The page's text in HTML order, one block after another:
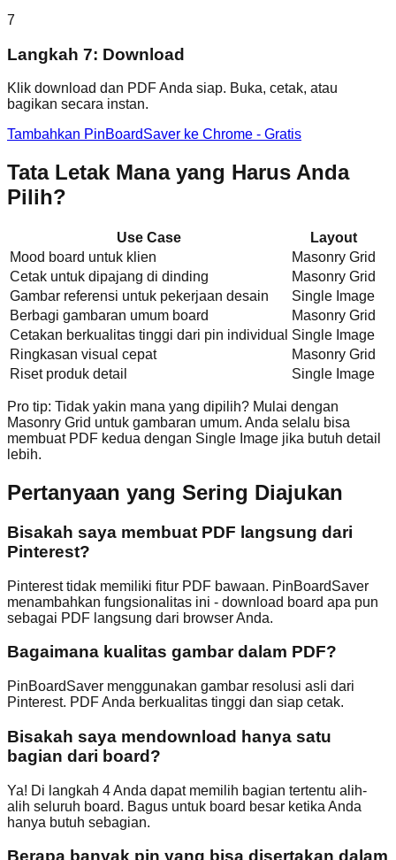
7
Langkah 7: Download
Klik download dan PDF Anda siap. Buka, cetak, atau
bagikan secara instan.
Tambahkan PinBoardSaver ke Chrome - Gratis
Tata Letak Mana yang Harus Anda
Pilih?
Use Case
Layout
Mood board untuk klien
Masonry Grid
Cetak untuk dipajang di dinding
Masonry Grid
Gambar referensi untuk pekerjaan desain
Single Image
Berbagi gambaran umum board
Masonry Grid
Cetakan berkualitas tinggi dari pin individual Single Image
Ringkasan visual cepat
Masonry Grid
Riset produk detail
Single Image
Pro tip: Tidak yakin mana yang dipilih? Mulai dengan
Masonry Grid untuk gambaran umum. Anda selalu bisa
membuat PDF kedua dengan Single Image jika butuh detail
lebih.
Pertanyaan yang Sering Diajukan
Bisakah saya membuat PDF langsung dari
Pinterest?
Pinterest tidak memiliki fitur PDF bawaan. PinBoardSaver
menambahkan fungsionalitas ini - download board apa pun
sebagai PDF langsung dari browser Anda.
Bagaimana kualitas gambar dalam PDF?
PinBoardSaver menggunakan gambar resolusi asli dari
Pinterest. PDF Anda berkualitas tinggi dan siap cetak.
Bisakah saya mendownload hanya satu
bagian dari board?
Ya! Di langkah 4 Anda dapat memilih bagian tertentu alih-
alih seluruh board. Bagus untuk board besar ketika Anda
hanya butuh sebagian.